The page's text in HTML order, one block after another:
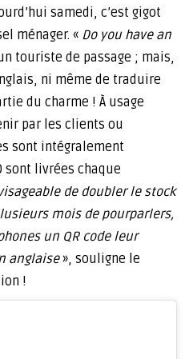
samedi, c’est gigot
ménager. « Do you have an
touriste de passage ; mais,
ni même de traduire
du charme ! À usage
par les clients ou
sont intégralement
sont livrées chaque
de doubler le stock
mois de pourparlers,
un QR code leur
anglaise», souligne le
!